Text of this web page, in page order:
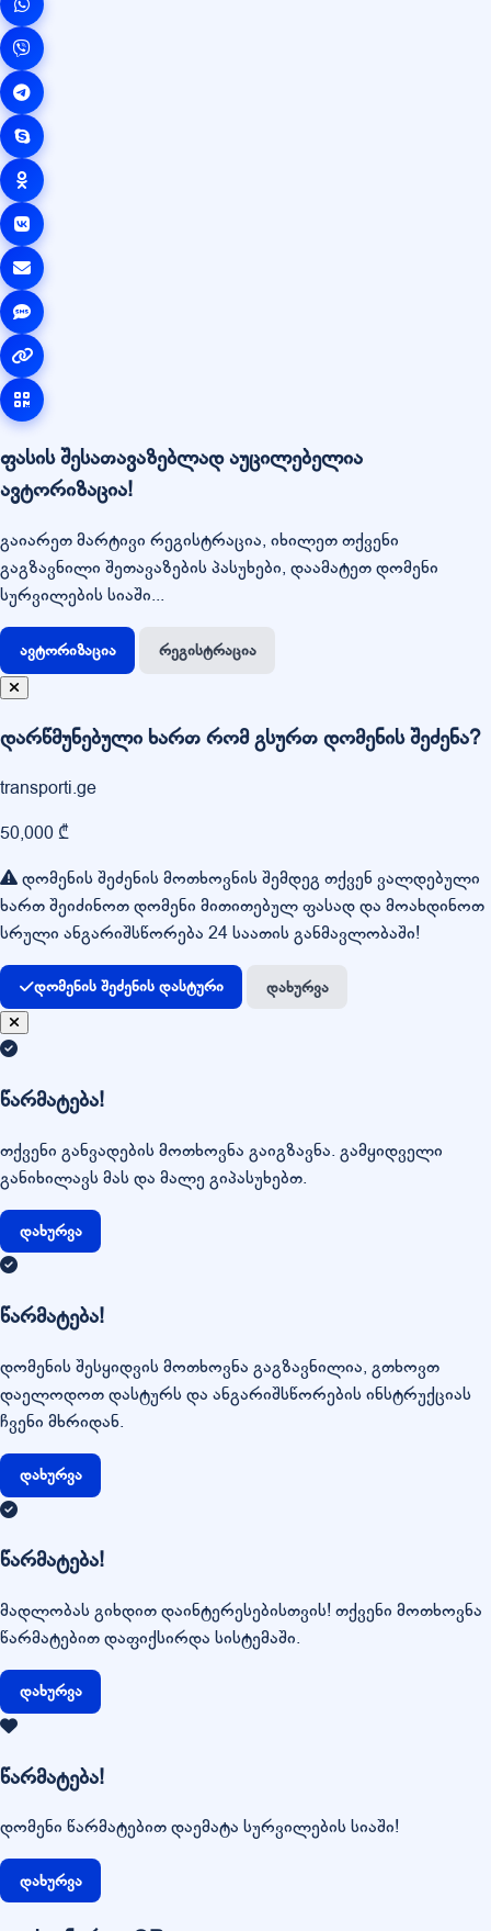
ფასის შესათავაზებლად აუცილებელია
ავტორიზაცია!
გაიარეთ მარტივი რეგისტრაცია, იხილეთ თქვენი
გაგზავნილი შეთავაზების პასუხები, დაამატეთ დომენი
სურვილების სიაში...
ავტორიზაცია რეგისტრაცია
დარწმუნებული ხართ რომ გსურთ დომენის შეძენა?
transporti.ge
50,000 ₾
დომენის შეძენის მოთხოვნის შემდეგ თქვენ ვალდებული
ხართ შეიძინოთ დომენი მითითებულ ფასად და მოახდინოთ
სრული ანგარიშსწორება 24 საათის განმავლობაში!
დომენის შეძენის დასტური დახურვა
წარმატება!
თქვენი განვადების მოთხოვნა გაიგზავნა. გამყიდველი
განიხილავს მას და მალე გიპასუხებთ.
დახურვა
წარმატება!
დომენის შესყიდვის მოთხოვნა გაგზავნილია, გთხოვთ
დაელოდოთ დასტურს და ანგარიშსწორების ინსტრუქციას
ჩვენი მხრიდან.
დახურვა
წარმატება!
მადლობას გიხდით დაინტერესებისთვის! თქვენი მოთხოვნა
წარმატებით დაფიქსირდა სისტემაში.
დახურვა
წარმატება!
დომენი წარმატებით დაემატა სურვილების სიაში!
დახურვა